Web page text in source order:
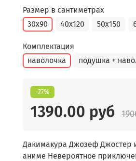
Размер в сантиметрах
30x90
40x120 50x150
Комплектация
наволочка
подушка +
-27%
1390.00 руб
Дакимакура Джозеф Джостер
аниме Невероятное